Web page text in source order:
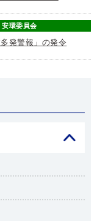
安環委員会
発警報」の発令